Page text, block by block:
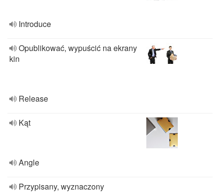
Introduce
Opublikować, wypuścić na ekrany
kin
Release
Kąt
Angle
Przypisany, wyznaczony